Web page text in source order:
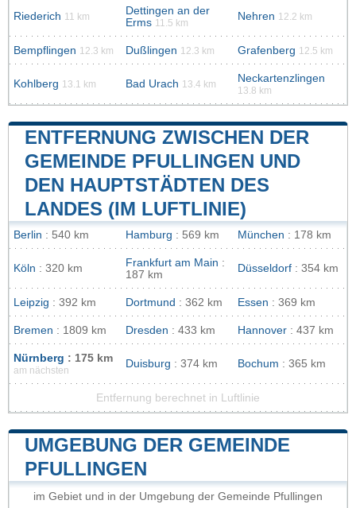
Riederich 11 km
Dettingen an der
Erms 11.5 km
Nehren 12.2 km
Bempflingen 12.3 km Dußlingen 12.3 km Grafenberg 12.5 km
Kohlberg 13.1 km Bad Urach 13.4 km Neckartenzlingen
13.8 km
ENTFERNUNG ZWISCHEN DER
GEMEINDE PFULLINGEN UND
DEN HAUPTSTÄDTEN DES
LANDES (IM LUFTLINIE)
Berlin : 540 km Hamburg : 569 km München : 178 km
Köln : 320 km Frankfurt am Main :
187 km
Düsseldorf : 354 km
Leipzig : 392 km Dortmund : 362 km Essen : 369 km
Bremen : 1809 km Dresden : 433 km Hannover : 437 km
Nürnberg : 175 km
am nächsten
Duisburg : 374 km Bochum : 365 km
Entfernung berechnet in Luftlinie
UMGEBUNG DER GEMEINDE
PFULLINGEN
im Gebiet und in der Umgebung der Gemeinde Pfullingen